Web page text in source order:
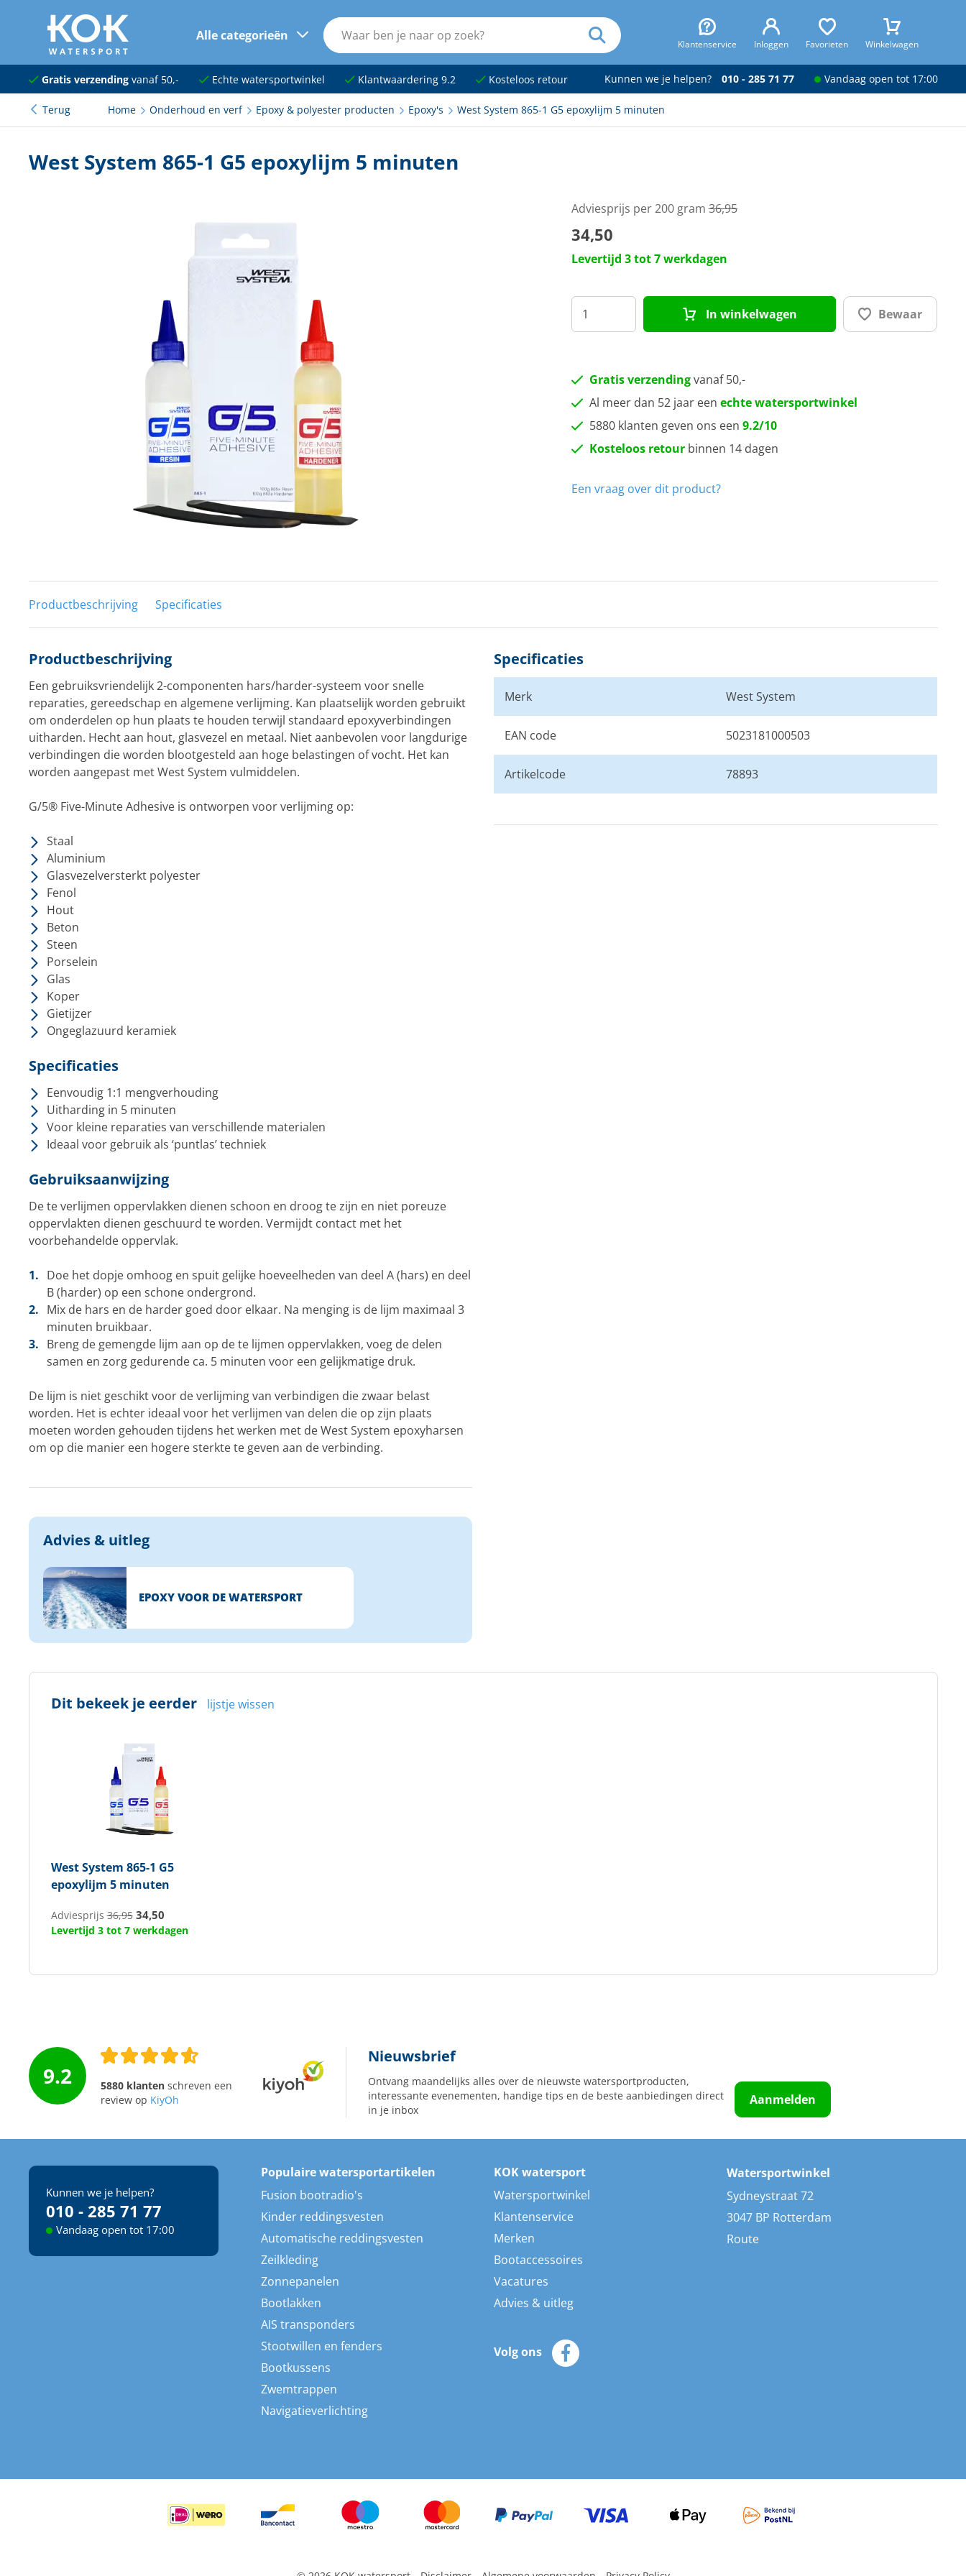
naar hoofdinhoud
Alle categorieën
Klantenservice Inloggen Favorieten Winkelwagen
Navigatie
Dekuitrusting
Onderhoud en verf
Kajuit en kombuis
Techniek en motor
Tuigage en dekbeslag
Boten, toebehoren en fun
Meubels en lifestyle
Gratis verzendingvanaf 50,- Echte watersportwinkel Klantwaardering 9.2 Kosteloos retour Kunnen we je helpen? 010 - 285 71 77 Vandaag open tot 17:00
Terug Home Onderhoud en verf Epoxy & polyester producten Epoxy's West System 865-1 G5 epoxylijm 5 minuten
West System 865-1 G5 epoxylijm 5 minuten
Adviesprijs per 200 gram36,95
34,50
Levertijd 3 tot 7 werkdagen
In winkelwagen Bewaar
Gratis verzendingvanaf 50,-
Al meer dan 52 jaar een echte watersportwinkel
5880 klanten geven ons een 9.2/10
Kosteloos retourbinnen 14 dagen
Een vraag over dit product?
Productbeschrijving Specificaties
Productbeschrijving
Een gebruiksvriendelijk 2-componenten hars/harder-systeem voor snelle
reparaties, gereedschap en algemene verlijming. Kan plaatselijk worden gebruikt
om onderdelen op hun plaats te houden terwijl standaard epoxyverbindingen
uitharden. Hecht aan hout, glasvezel en metaal. Niet aanbevolen voor langdurige
verbindingen die worden blootgesteld aan hoge belastingen of vocht. Het kan
worden aangepast met West System vulmiddelen.
G/5® Five-Minute Adhesive is ontworpen voor verlijming op:
Staal
Aluminium
Glasvezelversterkt polyester
Fenol
Hout
Beton
Steen
Porselein
Glas
Koper
Gietijzer
Ongeglazuurd keramiek
Specificaties
Eenvoudig 1:1 mengverhouding
Uitharding in 5 minuten
Voor kleine reparaties van verschillende materialen
Ideaal voor gebruik als ‘puntlas’ techniek
Gebruiksaanwijzing
De te verlijmen oppervlakken dienen schoon en droog te zijn en niet poreuze
oppervlakten dienen geschuurd te worden. Vermijdt contact met het
voorbehandelde oppervlak.
Doe het dopje omhoog en spuit gelijke hoeveelheden van deel A (hars) en deel
B (harder) op een schone ondergrond.
Mix de hars en de harder goed door elkaar. Na menging is de lijm maximaal 3
minuten bruikbaar.
Breng de gemengde lijm aan op de te lijmen oppervlakken, voeg de delen
samen en zorg gedurende ca. 5 minuten voor een gelijkmatige druk.
De lijm is niet geschikt voor de verlijming van verbindigen die zwaar belast
worden. Het is echter ideaal voor het verlijmen van delen die op zijn plaats
moeten worden gehouden tijdens het werken met de West System epoxyharsen
om op die manier een hogere sterkte te geven aan de verbinding.
Advies & uitleg
EPOXY VOOR DE WATERSPORT
Specificaties
Merk West System
EAN code 5023181000503
Artikelcode 78893
Dit bekeek je eerder lijstje wissen
West System 865-1 G5
epoxylijm 5 minuten
Adviesprijs36,95 34,50
Levertijd 3 tot 7 werkdagen
9.2 5880 klantenschreven een
review op KiyOh
Nieuwsbrief
Ontvang maandelijks alles over de nieuwste watersportproducten,
interessante evenementen, handige tips en de beste aanbiedingen direct
in je inbox
Aanmelden
Kunnen we je helpen?
010 - 285 71 77
Vandaag open tot 17:00
Populaire watersportartikelen
Fusion bootradio's
Kinder reddingsvesten
Automatische reddingsvesten
Zeilkleding
Zonnepanelen
Bootlakken
AIS transponders
Stootwillen en fenders
Bootkussens
Zwemtrappen
Navigatieverlichting
KOK watersport
Watersportwinkel
Klantenservice
Merken
Bootaccessoires
Vacatures
Advies & uitleg
Volg ons
Watersportwinkel
Sydneystraat 72
3047 BP Rotterdam
Route